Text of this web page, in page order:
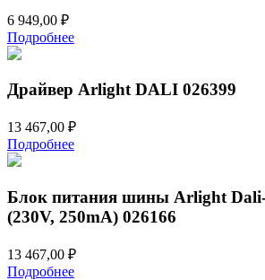
6 949,00 ₽
Подробнее
Драйвер Arlight DALI 026399
13 467,00 ₽
Подробнее
Блок питания шины Arlight Dali-
(230V, 250mA) 026166
13 467,00 ₽
Подробнее